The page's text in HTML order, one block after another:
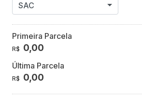
SAC
Primeira Parcela
R$ 0,00
Última Parcela
R$ 0,00